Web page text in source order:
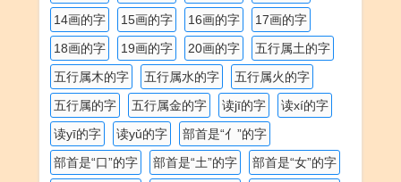
14画的字
15画的字 16画的字
17画的字
18画的字
19画的字 20画的字
五行属土的字
五行属木的字
五行属水的字
五行属火的字
五行属的字
五行属金的字 读jī的字
读xí的字
读yī的字
读yǔ的字
部首是“亻”的字
部首是“口”的字
部首是“土”的字
部首是“女”的字